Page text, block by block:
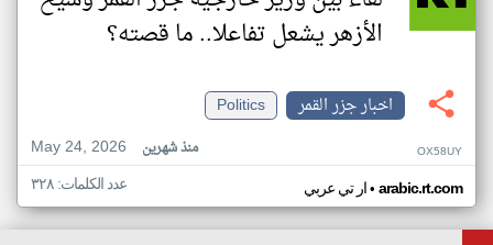
الأزهر يشعل تفاعلا.. ما قصته؟
اخبار جزر القمر
Politics
May 24, 2026
منذ شهرين OX58UY
ار تي عربي• arabic.rt.com عدد الكلمات: ٣٢٨